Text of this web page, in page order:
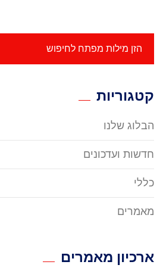
קטגוריות
הבלוג שלנו
חדשות ועדכונים
כללי
מאמרים
ארכיון מאמרים